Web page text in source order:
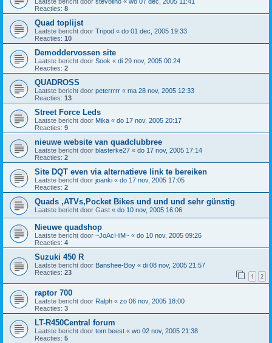
Laatste bericht door stevolino « wo 07 dec, 2005 11:41
Reacties: 8
Quad toplijst
Laatste bericht door Tripod « do 01 dec, 2005 19:33
Reacties: 10
Demoddervossen site
Laatste bericht door Sook « di 29 nov, 2005 00:24
Reacties: 2
QUADROSS
Laatste bericht door peterrrrr « ma 28 nov, 2005 12:33
Reacties: 13
Street Force Leds
Laatste bericht door Mika « do 17 nov, 2005 20:17
Reacties: 9
nieuwe website van quadclubbree
Laatste bericht door blasterke27 « do 17 nov, 2005 17:14
Reacties: 2
Site DQT even via alternatieve link te bereiken
Laatste bericht door joanki « do 17 nov, 2005 17:05
Reacties: 2
Quads ,ATVs,Pocket Bikes und und und sehr günstig
Laatste bericht door Gast « do 10 nov, 2005 16:06
Nieuwe quadshop
Laatste bericht door ~JoAcHiM~ « do 10 nov, 2005 09:26
Reacties: 4
Suzuki 450 R
Laatste bericht door Banshee-Boy « di 08 nov, 2005 21:57
Reacties: 23 1 2
raptor 700
Laatste bericht door Ralph « zo 06 nov, 2005 18:00
Reacties: 3
LT-R450Central forum
Laatste bericht door tom beest « wo 02 nov, 2005 21:38
Reacties: 5